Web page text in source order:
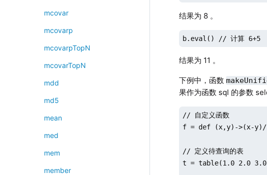
mcovar
mcovarp
mcovarpTopN
mcovarTopN
mdd
md5
mean
med
mem
member
结果为 8 。
b.eval() // 计算 6+5
结果为 11 。
下例中，函数
果作为函数 sql 的参数
// 自定义函数
f = def (x,y)->(x-y)/
// 定义待查询的表
t = table(1.0 2.0